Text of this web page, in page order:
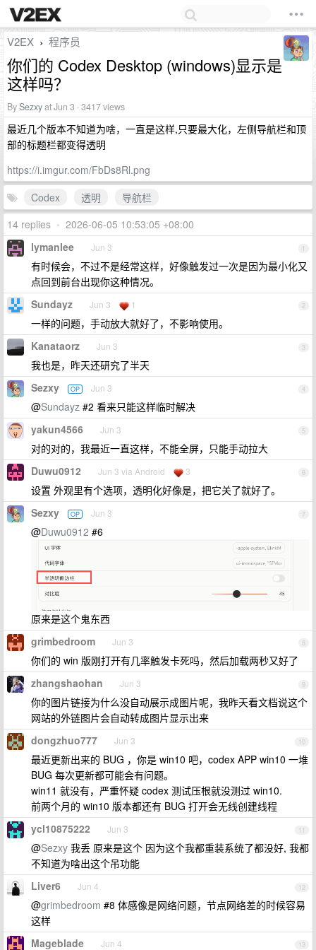
V2EX › 程序员
你们的 Codex Desktop (windows)显示是
这样吗？
BySezxyat Jun 3 · 3417 views
最近几个版本不知道为啥，一直是这样,只要最大化，左侧导航栏和顶
部的标题栏都变得透明
https://i.imgur.com/FbDs8Rl.png
Codex
透明
导航栏
14 replies • 2026-06-05 10:53:05 +08:00
1
lymanlee Jun 3
有时候会，不过不是经常这样，好像触发过一次是因为最小化又
点回到前台出现你这种情况。
2
Sundayz Jun 3 1
一样的问题，手动放大就好了，不影响使用。
3
Kanataorz Jun 3
我也是，昨天还研究了半天
4
Sezxy OP Jun 3
@Sundayz #2 看来只能这样临时解决
5
yakun4566 Jun 3
对的对的，我最近一直这样，不能全屏，只能手动拉大
6
Duwu0912 Jun 3 via Android 3
设置 外观里有个选项，透明化好像是，把它关了就好了。
7
Sezxy OP Jun 3
@Duwu0912 #6
原来是这个鬼东西
8
grimbedroom Jun 3
你们的 win 版刚打开有几率触发卡死吗，然后加载两秒又好了
9
zhangshaohan Jun 3
你的图片链接为什么没自动展示成图片呢，我昨天看文档说这个
网站的外链图片会自动转成图片显示出来
10
dongzhuo777 Jun 3
最近更新出来的 BUG ，你是 win10 吧，codex APP win10 一堆
BUG 每次更新都可能会有问题。
win11 就没有，严重怀疑 codex 测试压根就没测过 win10.
前两个月的 win10 版本都还有 BUG 打开会无线创建线程
11
ycl10875222 Jun 3
@Sezxy 我丢 原来是这个 因为这个我都重装系统了都没好, 我都
不知道为啥出这个吊功能
12
Liver6 Jun 4
@grimbedroom #8 体感像是网络问题，节点网络差的时候容易
这样
13
Mageblade Jun 4